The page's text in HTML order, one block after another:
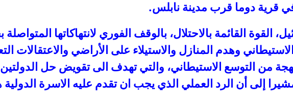
قرية دوما قرب مدينة نابلس.
القائمة بالاحتلال، بالوقف الفوري لانتهاكاتها
وهدم المنازل والاستيلاء على الأراضي والاعتقالات
من التوسع الاستيطاني، والتي تهدف الى تقويض حل الدولتين،
إلى أن الرد العملي الذي يجب ان تقدم عليه الاسرة